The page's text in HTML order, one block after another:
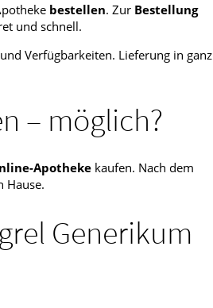
bestellen. Zur Bestellung
und schnell.
und Verfügbarkeiten. Lieferung in ganz
– möglich?
Apotheke kaufen. Nach dem
Hause.
Generikum